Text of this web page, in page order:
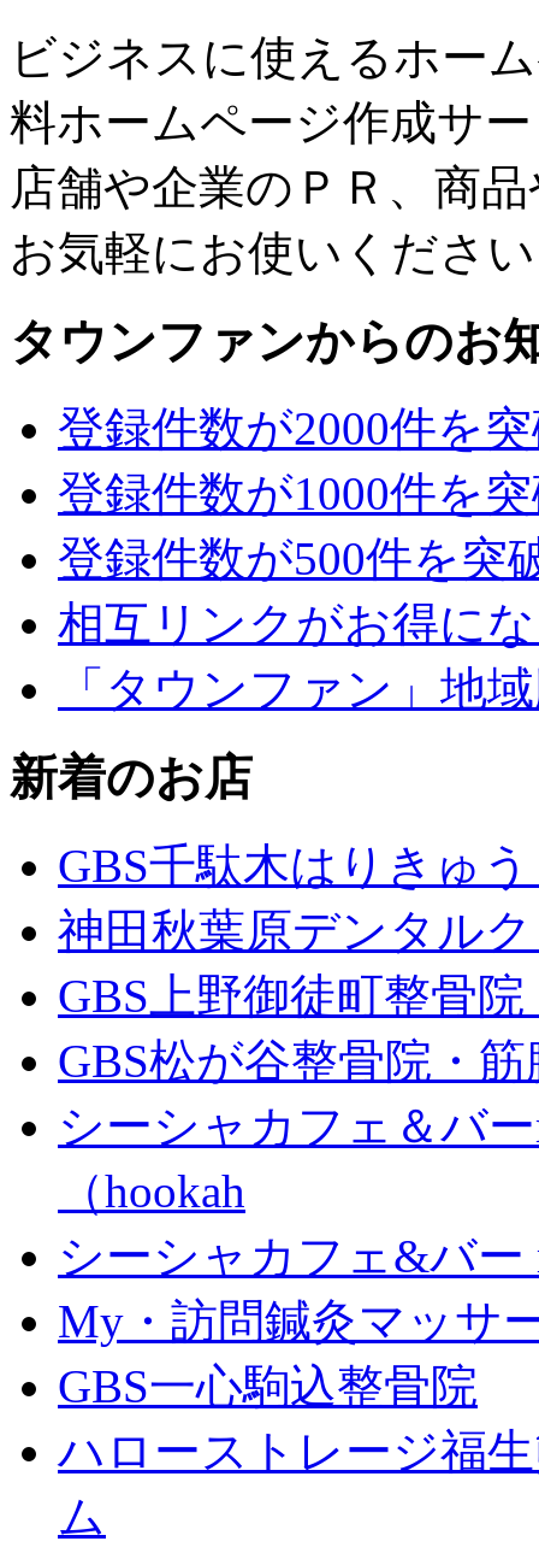
ビジネスに使えるホー
料ホームページ作成サ
店舗や企業のＰＲ、商
お気軽にお使いくださ
タウンファンからのお
登録件数が2000件を
登録件数が1000件を
登録件数が500件を突
相互リンクがお得に
「タウンファン」地
新着のお店
GBS千駄木はりきゅ
神田秋葉原デンタル
GBS上野御徒町整骨
GBS松が谷整骨院・
シーシャカフェ＆バ
（hookah
シーシャカフェ&バー
My・訪問鍼灸マッサ
GBS一心駒込整骨院
ハローストレージ福
ム